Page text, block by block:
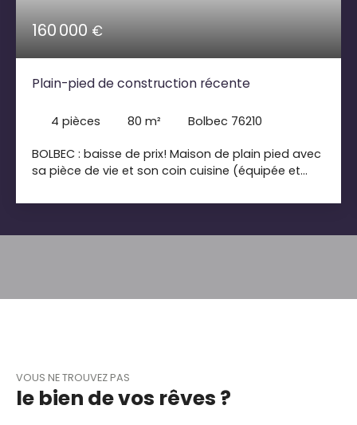
160 000€
Plain-pied de construction récente
4 pièces 80 m² Bolbec 76210
BOLBEC : baisse de prix! Maison de plain pied avec
sa pièce de vie et son coin cuisine (équipée et
son wc indépendant et son local technique. Jardin
sur le marché!
VOUS NE TROUVEZ PAS
le bien de vos rêves ?